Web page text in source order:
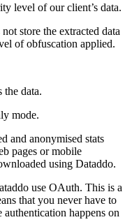
level of our client’s data.
store the extracted data
of obfuscation applied.
the data.
mode.
and anonymised stats
pages or mobile
using Dataddo.
use OAuth. This is a
that you never have to
happens on